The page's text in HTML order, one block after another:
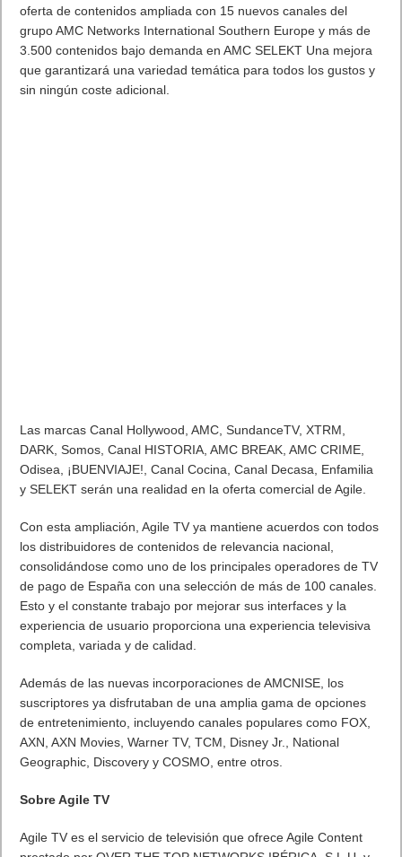
oferta de contenidos ampliada con 15 nuevos canales del
grupo AMC Networks International Southern Europe y más de
3.500 contenidos bajo demanda en AMC SELEKT Una mejora
que garantizará una variedad temática para todos los gustos y
sin ningún coste adicional.
Las marcas Canal Hollywood, AMC, SundanceTV, XTRM,
DARK, Somos, Canal HISTORIA, AMC BREAK, AMC CRIME,
Odisea, ¡BUENVIAJE!, Canal Cocina, Canal Decasa, Enfamilia
y SELEKT serán una realidad en la oferta comercial de Agile.
Con esta ampliación, Agile TV ya mantiene acuerdos con todos
los distribuidores de contenidos de relevancia nacional,
consolidándose como uno de los principales operadores de TV
de pago de España con una selección de más de 100 canales.
Esto y el constante trabajo por mejorar sus interfaces y la
experiencia de usuario proporciona una experiencia televisiva
completa, variada y de calidad.
Además de las nuevas incorporaciones de AMCNISE, los
suscriptores ya disfrutaban de una amplia gama de opciones
de entretenimiento, incluyendo canales populares como FOX,
AXN, AXN Movies, Warner TV, TCM, Disney Jr., National
Geographic, Discovery y COSMO, entre otros.
Sobre Agile TV
Agile TV es el servicio de televisión que ofrece Agile Content